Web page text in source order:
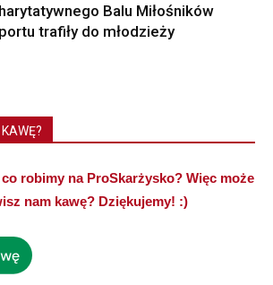
Balu Miłośników
trafiły do młodzieży
robimy na ProSkarżysko? Więc może
nam kawę? Dziękujemy! :)